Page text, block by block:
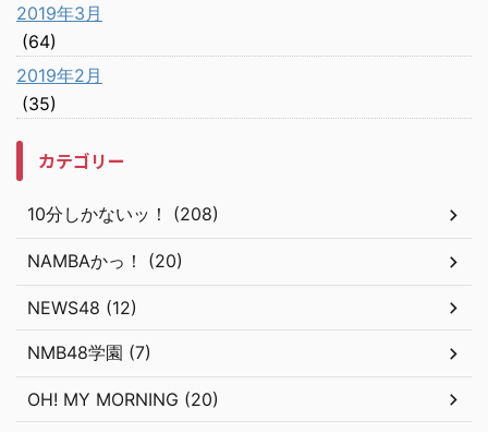
2019年3月
(64)
2019年2月
(35)
カテゴリー
10分しかないッ！ (208)
NAMBAかっ！ (20)
NEWS48 (12)
NMB48学園 (7)
OH! MY MORNING (20)